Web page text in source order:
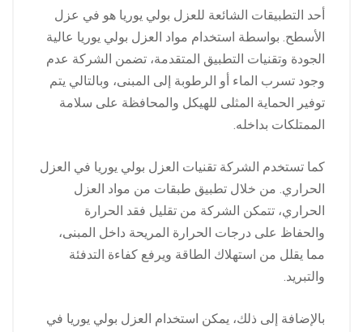
أحد التطبيقات الشائعة للعزل بولي يوريا هو في عزل
الأسطح. بواسطة استخدام مواد العزل بولي يوريا عالية
الجودة وتقنيات التطبيق المتقدمة، تضمن الشركة عدم
وجود تسرب الماء أو الرطوبة إلى المبنى، وبالتالي يتم
توفير الحماية المثلى للهيكل والمحافظة على سلامة
الممتلكات بداخله.
كما تستخدم الشركة تقنيات العزل بولي يوريا في العزل
الحراري. من خلال تطبيق طبقات من مواد العزل
الحراري، تتمكن الشركة من تقليل فقد الحرارة
والحفاظ على درجات الحرارة المريحة داخل المبنى،
مما يقلل من استهلاك الطاقة ويرفع كفاءة التدفئة
والتبريد.
بالإضافة إلى ذلك، يمكن استخدام العزل بولي يوريا في